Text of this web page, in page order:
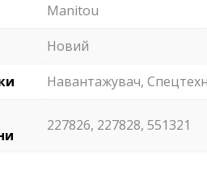
Manitou
Новий
Навантажувач,
227826, 227828, 551321